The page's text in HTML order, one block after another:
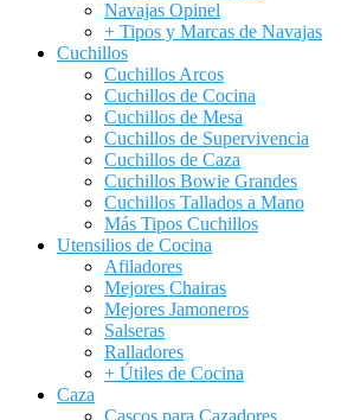
Navajas Opinel
+ Tipos y Marcas de Navajas
Cuchillos
Cuchillos Arcos
Cuchillos de Cocina
Cuchillos de Mesa
Cuchillos de Supervivencia
Cuchillos de Caza
Cuchillos Bowie Grandes
Cuchillos Tallados a Mano
Más Tipos Cuchillos
Utensilios de Cocina
Afiladores
Mejores Chairas
Mejores Jamoneros
Salseras
Ralladores
+ Útiles de Cocina
Caza
Cascos para Cazadores